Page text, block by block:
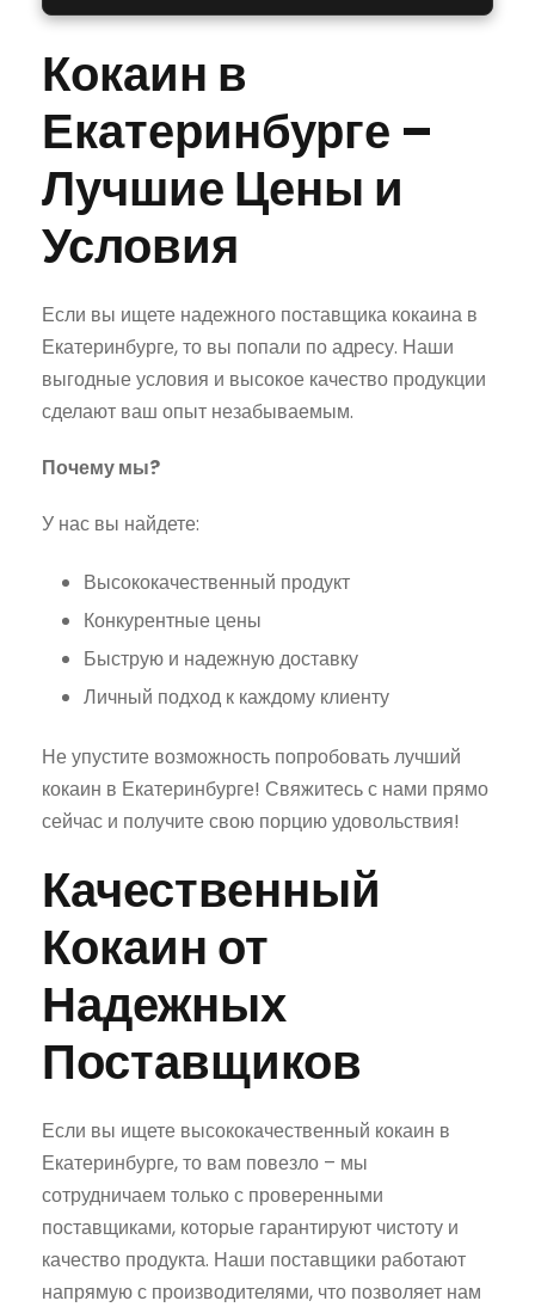
Кокаин в
Екатеринбурге –
Лучшие Цены и
Условия
Если вы ищете надежного поставщика кокаина в
Екатеринбурге, то вы попали по адресу. Наши
выгодные условия и высокое качество продукции
сделают ваш опыт незабываемым.
Почему мы?
У нас вы найдете:
Высококачественный продукт
Конкурентные цены
Быструю и надежную доставку
Личный подход к каждому клиенту
Не упустите возможность попробовать лучший
кокаин в Екатеринбурге! Свяжитесь с нами прямо
сейчас и получите свою порцию удовольствия!
Качественный
Кокаин от
Надежных
Поставщиков
Если вы ищете высококачественный кокаин в
Екатеринбурге, то вам повезло – мы
сотрудничаем только с проверенными
поставщиками, которые гарантируют чистоту и
качество продукта. Наши поставщики работают
напрямую с производителями, что позволяет нам